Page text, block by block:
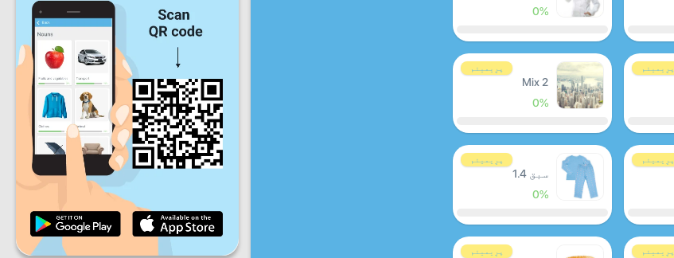
0%
پرِیمیئم پرِیمیئم
Mix 2
0%
پرِیمیئم پرِیمیئم
سبق 1.4
0%
پرِیمیئم پرِیمیئم
سوموار منگل جمعرات
جمعہ ہفتہ
روزانہ کی پیش رفت
ماہانہ پیش رفت
مجموعی کارکردگی